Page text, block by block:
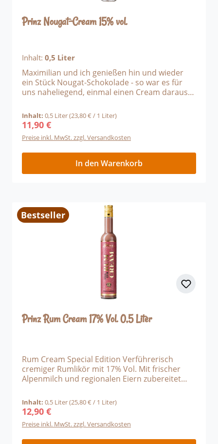
Prinz Nougat-Cream 15% vol.
Inhalt: 0,5 Liter
Maximilian und ich genießen hin und wieder
ein Stück Nougat-Schokolade - so war es für
uns naheliegend, einmal einen Cream daraus
Etiketten entworfen, schon waren die ersten
Flaschen weg. Nachdem Süßes nicht dick
macht, sondern formt, wünschen wir Ihnen
"wohl bekomm's"!
Inhalt: 0,5 Liter(23,80 € / 1 Liter)
Regulärer Preis:
11,90 €
Preise inkl. MwSt. zzgl. Versandkosten
In den Warenkorb
Bestseller
Prinz Rum Cream 17% Vol. 0,5 Liter
Rum Cream Special Edition Verführerisch
cremiger Rumlikör mit 17% Vol. Mit frischer
Alpenmilch und regionalen Eiern zubereitet
Ein Schokoladen-Rum-Traum Stell dir vor, wie
frische Alpenmilch und regionale Eier zu einer
samtigen Creme verschmelzen, die mit edlem
Rum und feinster Schokolade veredelt wird.
Das Ergebnis? Ein unwiderstehlicher Likör, der
Inhalt: 0,5 Liter(25,80 € / 1 Liter)
Regulärer Preis:
12,90 €
Preise inkl. MwSt. zzgl. Versandkosten